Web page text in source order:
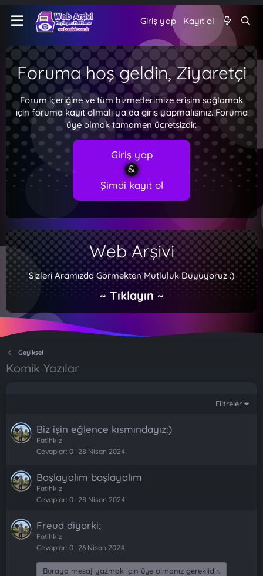
Giriş yap Kayıt ol
Foruma hoş geldin, Ziyaretçi
Forum içeriğine ve tüm hizmetlerimize erişim sağlamak
için foruma kayıt olmalı ya da giriş yapmalısınız. Foruma
üye olmak tamamen ücretsizdir.
Giriş yap
Şimdi kayıt ol
Web Arşivi
Sizleri Aramızda Görmekten Mutluluk Duyuyoruz :)
~ Tıklayın ~
Geyiksel
Komik Yazılar
Filtreler
Biz işin eğlence kısmındayız:)
Fatihklz
Cevaplar 0 28 Nisan 2024
Başlayalım başlayalım
Fatihklz
Cevaplar 0 28 Nisan 2024
Freud diyorki;
Fatihklz
Cevaplar 0 26 Nisan 2024
Buraya mesaj yazmak için üye olmanız gereklidir.